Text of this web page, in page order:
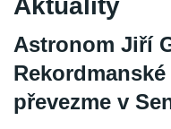
Aktuality
Astronom Jiří
převezme v